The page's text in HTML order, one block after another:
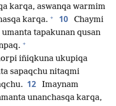
karqa, aswanqa warmim
karqa. + 10
Chaymi
tapakunan qusan
+
iñiqkuna ukupiqa
sapaqchu nitaqmi
12
Imaynam
unanchasqa karqa,